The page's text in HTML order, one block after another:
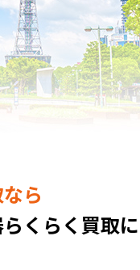
ら
くらく買取